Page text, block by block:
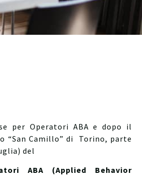
per Operatori ABA e dopo il
“San Camillo” di Torino, parte
del
ABA (Applied Behavior